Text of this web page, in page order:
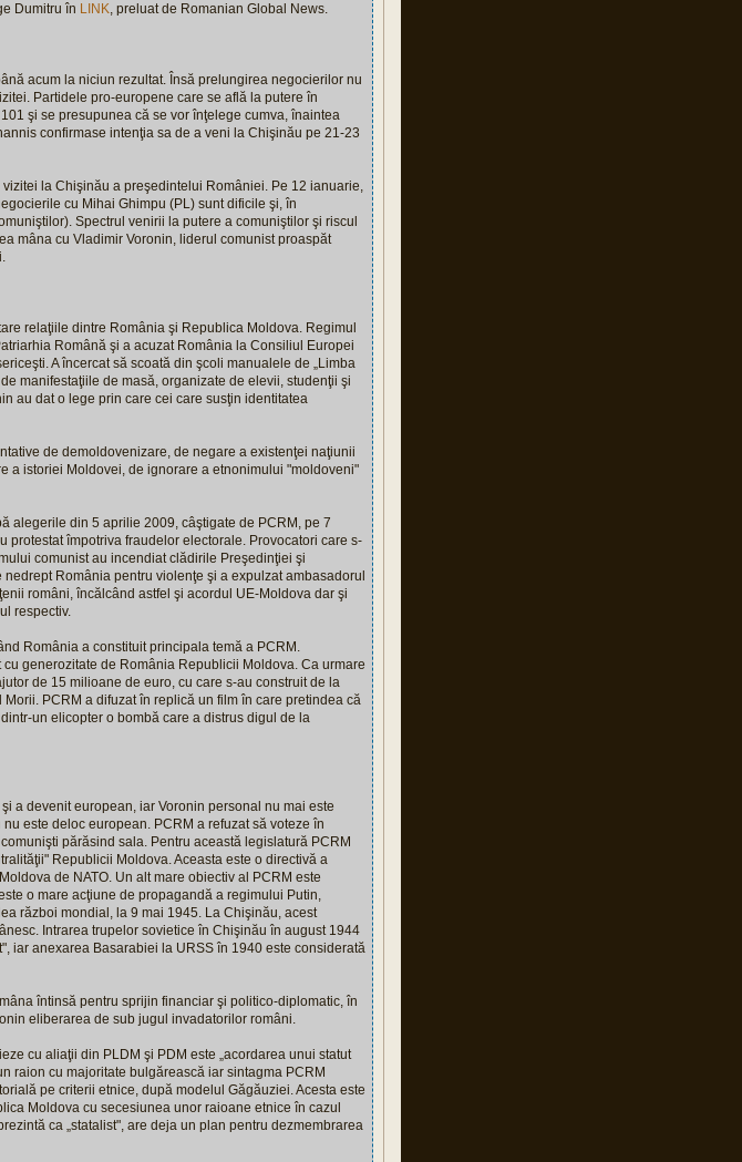
Dumitru în LINK, preluat de Romanian Global News.
acum la niciun rezultat. Însă prelungirea negocierilor nu
Partidele pro-europene care se află la putere în
şi se presupunea că se vor înţelege cumva, înaintea
confirmase intenţia sa de a veni la Chişinău pe 21-23
la Chişinău a preşedintelui României. Pe 12 ianuarie,
cu Mihai Ghimpu (PL) sunt dificile şi, în
Spectrul venirii la putere a comuniştilor şi riscul
mâna cu Vladimir Voronin, liderul comunist proaspăt
relaţiile dintre România şi Republica Moldova. Regimul
Română şi a acuzat România la Consiliul Europei
A încercat să scoată din şcoli manualele de „Limba
manifestaţiile de masă, organizate de elevii, studenţii şi
au dat o lege prin care cei care susţin identitatea
de demoldovenizare, de negare a existenţei naţiunii
a istoriei Moldovei, de ignorare a etnonimului "moldoveni"
alegerile din 5 aprilie 2009, câştigate de PCRM, pe 7
împotriva fraudelor electorale. Provocatori care s-
comunist au incendiat clădirile Preşedinţiei şi
România pentru violenţe şi a expulzat ambasadorul
români, încălcând astfel şi acordul UE-Moldova dar şi
respectiv.
România a constituit principala temă a PCRM.
generozitate de România Republicii Moldova. Ca urmare
de 15 milioane de euro, cu care s-au construit de la
PCRM a difuzat în replică un film în care pretindea că
un elicopter o bombă care a distrus digul de la
a devenit european, iar Voronin personal nu mai este
este deloc european. PCRM a refuzat să voteze în
părăsind sala. Pentru această legislatură PCRM
Republicii Moldova. Aceasta este o directivă a
de NATO. Un alt mare obiectiv al PCRM este
o mare acţiune de propagandă a regimului Putin,
război mondial, la 9 mai 1945. La Chişinău, acest
Intrarea trupelor sovietice în Chişinău în august 1944
iar anexarea Basarabiei la URSS în 1940 este considerată
întinsă pentru sprijin financiar şi politico-diplomatic, în
eliberarea de sub jugul invadatorilor români.
cu aliaţii din PLDM şi PDM este „acordarea unui statut
raion cu majoritate bulgărească iar sintagma PCRM
pe criterii etnice, după modelul Găgăuziei. Acesta este
Moldova cu secesiunea unor raioane etnice în cazul
ca „statalist", are deja un plan pentru dezmembrarea